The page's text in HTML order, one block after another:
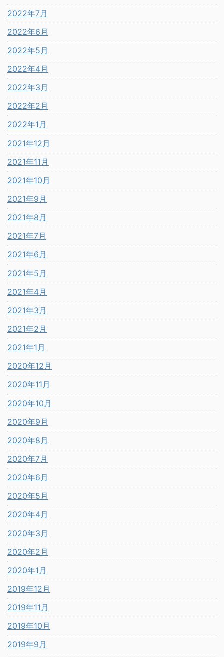
2022年7月
2022年6月
2022年5月
2022年4月
2022年3月
2022年2月
2022年1月
2021年12月
2021年11月
2021年10月
2021年9月
2021年8月
2021年7月
2021年6月
2021年5月
2021年4月
2021年3月
2021年2月
2021年1月
2020年12月
2020年11月
2020年10月
2020年9月
2020年8月
2020年7月
2020年6月
2020年5月
2020年4月
2020年3月
2020年2月
2020年1月
2019年12月
2019年11月
2019年10月
2019年9月